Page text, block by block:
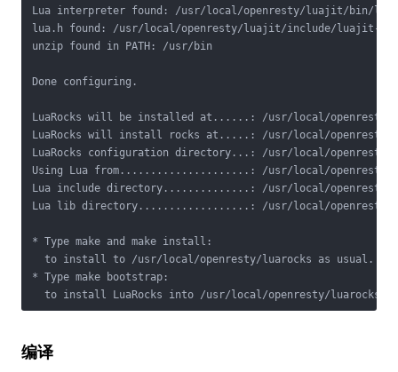
Lua interpreter found: /usr/local/openresty/luajit/bin/
lua.h found: /usr/local/openresty/luajit/include/luajit-
unzip found in PATH: /usr/bin
Done configuring.
LuaRocks will be installed at......: /usr/local/openresty/
LuaRocks will install rocks at.....: /usr/local/openresty/
LuaRocks configuration directory...: /usr/local/openresty/
Using Lua from.....................: /usr/local/
Lua include directory..............: /usr/local/
Lua lib directory..................: /usr/local/openresty/
* Type make and make install:
  to install to /usr/local/openresty/luarocks as usual.
* Type make bootstrap:
to install LuaRocks into /usr/local/openresty/luarocks
编译